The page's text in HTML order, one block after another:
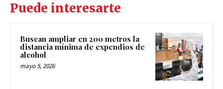
Puede interesarte
Buscan ampliar en 200 metros la
distancia mínima de expendios de
alcohol
mayo 5, 2026